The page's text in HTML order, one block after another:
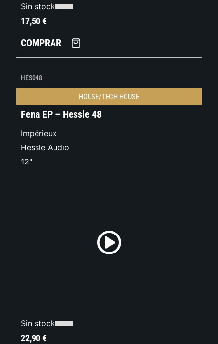
Sin stock
17,50€
COMPRAR
HES048
HOUSE/TECH HOUSE
Fena EP – Hessle 48
Impérieux
Hessle Audio
12"
Sin stock
22,90€